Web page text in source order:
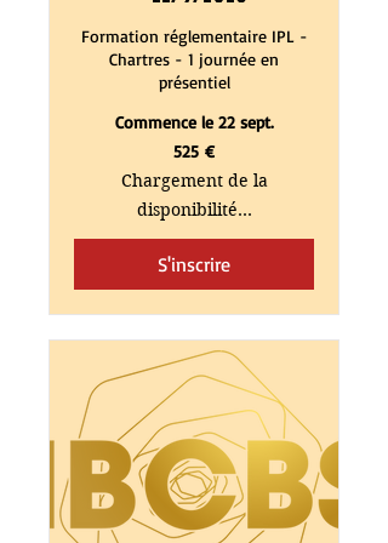
Formation réglementaire IPL -
Chartres - 1 journée en
présentiel
Commence le 22 sept.
525 €
Chargement de la
disponibilité...
S'inscrire